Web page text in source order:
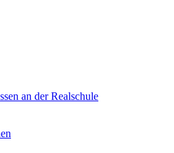
an der Realschule